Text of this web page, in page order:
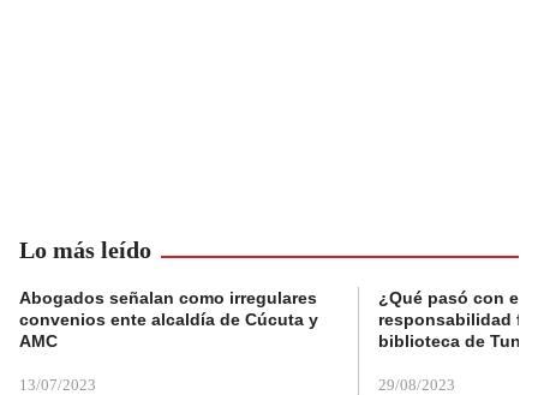
Lo más leído
Abogados señalan como irregulares
convenios ente alcaldía de Cúcuta y
AMC
13/07/2023
¿Qué pasó con el
responsabilidad
biblioteca de
29/08/2023